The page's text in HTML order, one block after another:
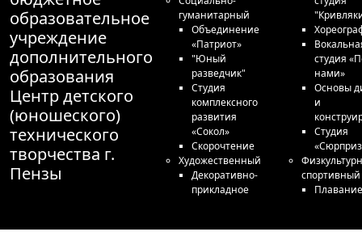
образовательное
учреждение
дополнительного
образования
Центр детского
(юношеского)
технического
творчества г.
Пензы
гуманитарный
Объединение
«Патриот»
"Юный
разведчик"
Студия
комплексного
развития
«Сокол»
Скорочтение
Художественный
Декоративно-
прикладное
студия
нами»
Основы
и
Студия
спортивный
Плавание